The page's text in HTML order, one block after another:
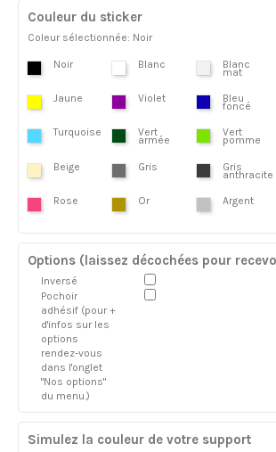
Couleur du sticker
Coleur sélectionnée: Noir
Noir Blanc Blanc
mat
Jaune Violet Bleu
foncé
Turquoise Vert
armée
Vert
pomme
Beige Gris Gris
anthracite
Rose Or Argent
Options (laissez décochées pour
Inversé
Pochoir
adhésif (pour +
d'infos sur les
options
rendez-vous
dans l'onglet
"Nos options"
du menu.)
Simulez la couleur de votre support